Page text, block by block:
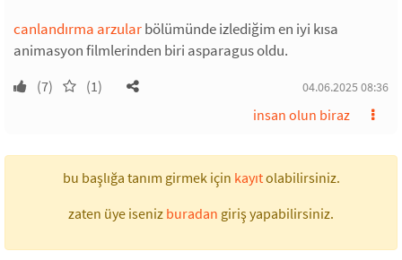
canlandırma arzularbölümünde izlediğim en iyi kısa
animasyon filmlerinden biri asparagus oldu.
(7) (1) 04.06.2025 08:36
insan olun biraz
bu başlığa tanım girmek için kayıtolabilirsiniz.
zaten üye iseniz buradan giriş yapabilirsiniz.